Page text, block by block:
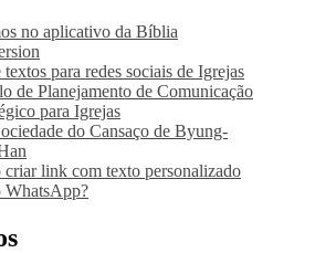
no aplicativo da Bíblia
para redes sociais de Igrejas
de Planejamento de Comunicação
para Igrejas
do Cansaço de Byung-
criar link com texto personalizado
WhatsApp?